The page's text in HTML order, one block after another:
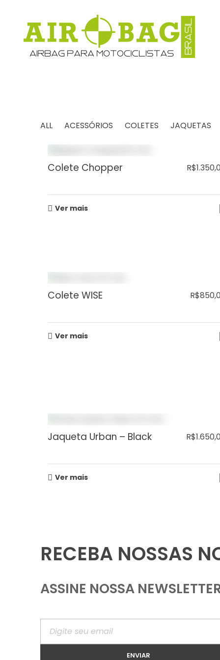
COLETES DE
SEGURANÇA A TODA PROVA
ALL ACESSÓRIOS COLETES JAQUETAS
Colete Chopper R$
Ver mais
Colete WISE R$
Ver mais
Jaqueta Urban – Black R$
Ver mais
RECEBA NOSSAS
ASSINE NOSSA